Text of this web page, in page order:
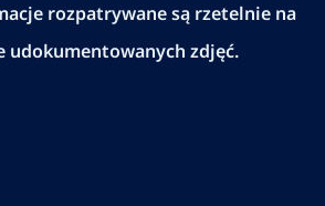
rozpatrywane są rzetelnie na
udokumentowanych zdjęć.